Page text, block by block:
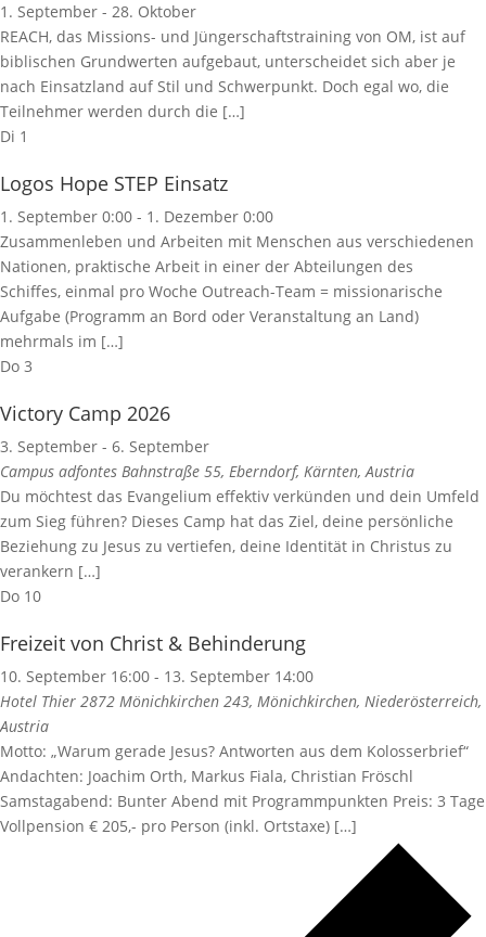
1. September - 28. Oktober
REACH, das Missions- und Jüngerschaftstraining von OM, ist auf
biblischen Grundwerten aufgebaut, unterscheidet sich aber je
nach Einsatzland auf Stil und Schwerpunkt. Doch egal wo, die
Teilnehmer werden durch die […]
Di 1
Logos Hope STEP Einsatz
1. September 0:00 - 1. Dezember 0:00
Zusammenleben und Arbeiten mit Menschen aus verschiedenen
Nationen, praktische Arbeit in einer der Abteilungen des
Schiffes, einmal pro Woche Outreach-Team = missionarische
Aufgabe (Programm an Bord oder Veranstaltung an Land)
mehrmals im […]
Do 3
Victory Camp 2026
3. September - 6. September
Campus adfontes Bahnstraße 55, Eberndorf, Kärnten, Austria
Du möchtest das Evangelium effektiv verkünden und dein Umfeld
zum Sieg führen? Dieses Camp hat das Ziel, deine persönliche
Beziehung zu Jesus zu vertiefen, deine Identität in Christus zu
verankern […]
Do 10
Freizeit von Christ & Behinderung
10. September 16:00 - 13. September 14:00
Hotel Thier 2872 Mönichkirchen 243, Mönichkirchen, Niederösterreich,
Austria
Motto: „Warum gerade Jesus? Antworten aus dem Kolosserbrief“
Andachten: Joachim Orth, Markus Fiala, Christian Fröschl
Samstagabend: Bunter Abend mit Programmpunkten Preis: 3 Tage
Vollpension € 205,- pro Person (inkl. Ortstaxe) […]